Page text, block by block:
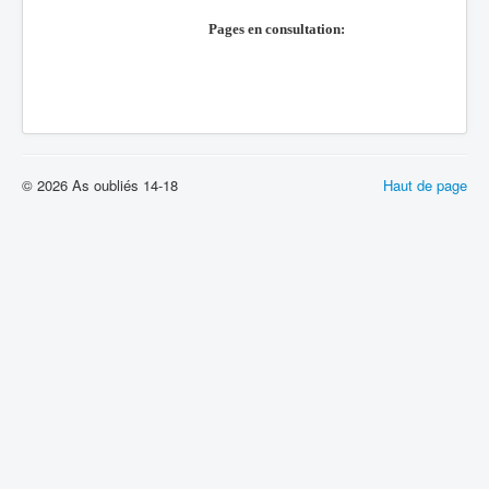
Pages en consultation:
Haut de page
© 2026 As oubliés 14-18